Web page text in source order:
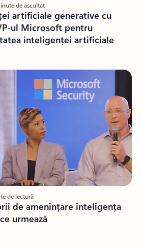
de ascultat
artificiale generative cu
ul Microsoft pentru
inteligenței artificiale
de lectură
de amenințare inteligența
urmează